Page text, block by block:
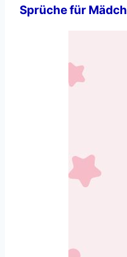
Sprüche für